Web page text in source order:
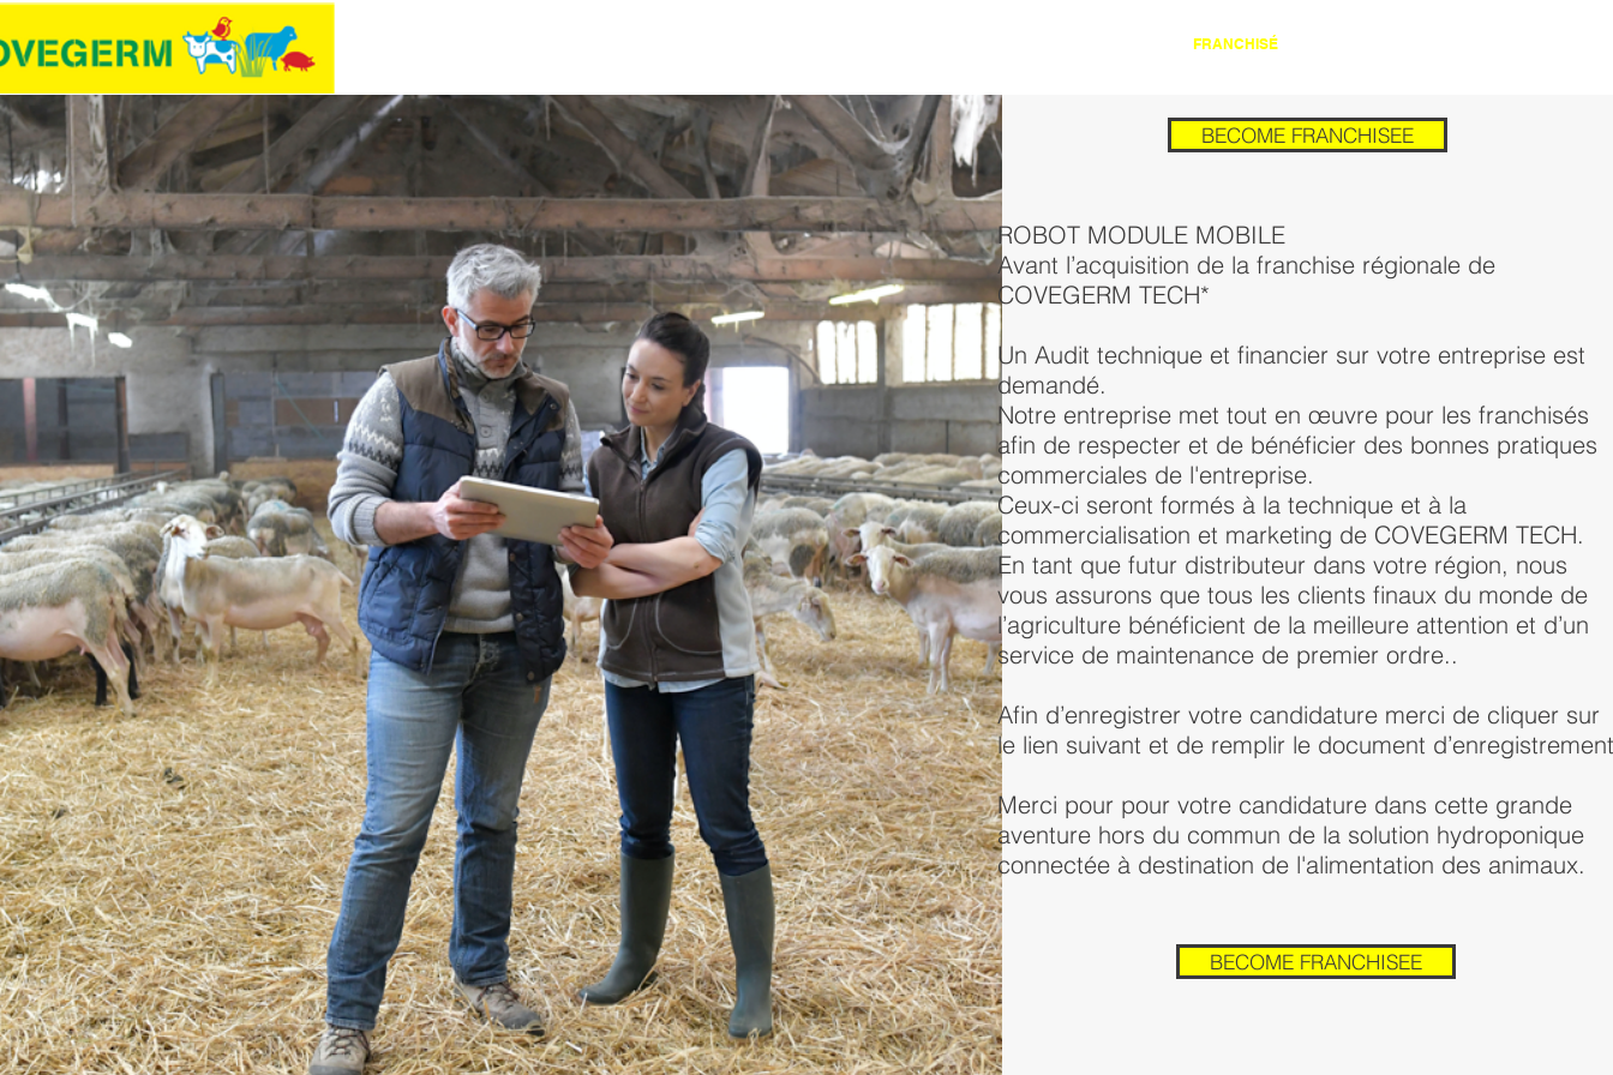
FRANCHISÉ
BECOME FRANCHISEE
ROBOT MODULE MOBILE
Avant l’acquisition de la franchise régionale de
COVEGERM TECH*
Un Audit technique et financier sur votre entreprise est
demandé.
Notre entreprise met tout en œuvre pour les franchisés
afin de respecter et de bénéficier des bonnes pratiques
commerciales de l'entreprise.
Ceux-ci seront formés à la technique et à la
commercialisation et marketing de COVEGERM TECH.
En tant que futur distributeur dans votre région, nous
vous assurons que tous les clients finaux du monde de
l’agriculture bénéficient de la meilleure attention et d’un
service de maintenance de premier ordre..
Afin d’enregistrer votre candidature merci de cliquer sur
le lien suivant et de remplir le document
Merci pour pour votre candidature dans cette grande
aventure hors du commun de la solution hydroponique
connectée à destination de l'alimentation des animaux.
BECOME FRANCHISEE